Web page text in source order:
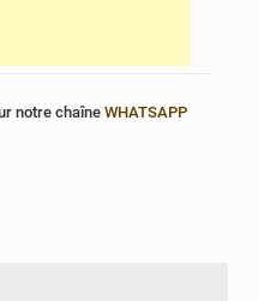
notre chaîne WHATSAPP